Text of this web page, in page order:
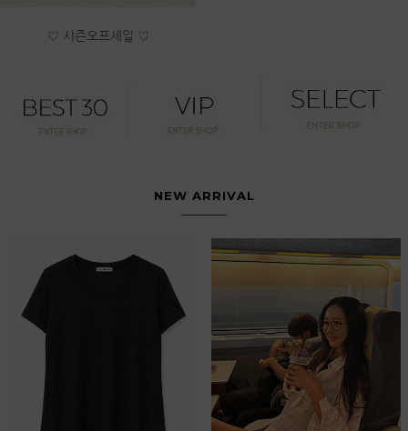
♡ 시즌오프세일 ♡
NEW ARRIVAL